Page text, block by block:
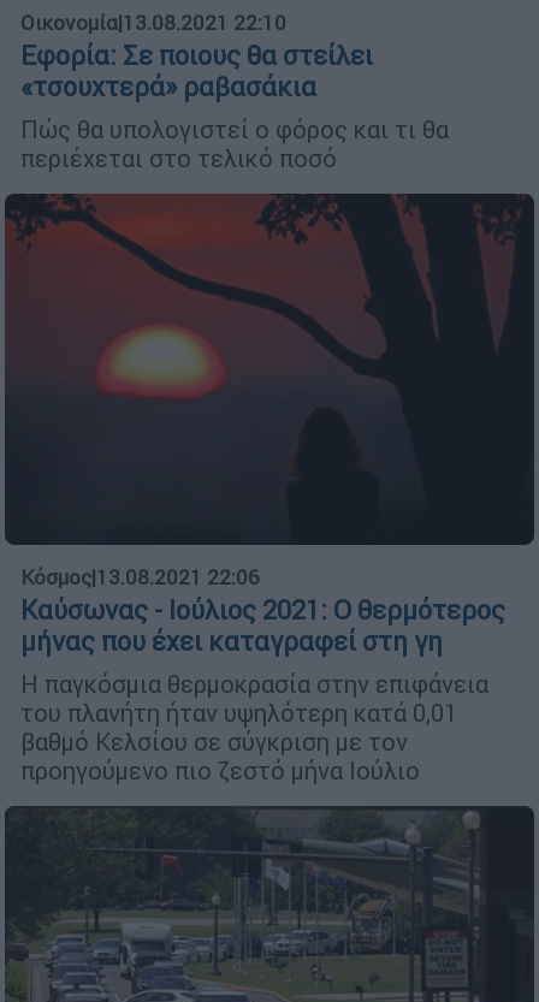
Οικονομία|13.08.2021 22:10
Εφορία: Σε ποιους θα στείλει
«τσουχτερά» ραβασάκια
Πώς θα υπολογιστεί ο φόρος και τι θα
περιέχεται στο τελικό ποσό
Κόσμος|13.08.2021 22:06
Καύσωνας - Ιούλιος 2021: Ο θερμότερος
μήνας που έχει καταγραφεί στη γη
Η παγκόσμια θερμοκρασία στην επιφάνεια
του πλανήτη ήταν υψηλότερη κατά 0,01
βαθμό Κελσίου σε σύγκριση με τον
προηγούμενο πιο ζεστό μήνα Ιούλιο